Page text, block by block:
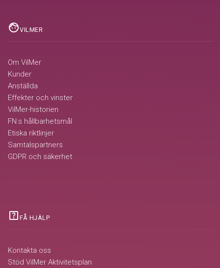
faceVILMER
Om VilMer
Kunder
Anställda
Effekter och vinster
VilMer-historien
FN:s hållbarhetsmål
Etiska riktlinjer
Samtalspartners
GDPR och säkerhet
help_center FÅ HJÄLP
Kontakta oss
Stöd VilMer Aktivitetsplan